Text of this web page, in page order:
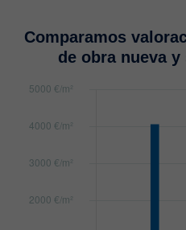
Comparamos
de obra nueva